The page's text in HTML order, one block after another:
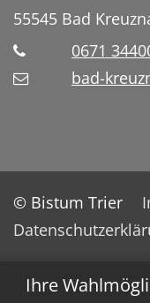
Ihre
55545 Bad
0671
bad-
© Bistum Trier